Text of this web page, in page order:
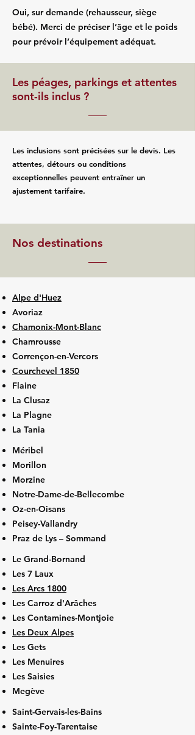
Oui, sur demande (rehausseur, siège
bébé). Merci de préciser l’âge et le poids
pour prévoir l’équipement adéquat.
Les péages, parkings et attentes
sont-ils inclus ?
Les inclusions sont précisées sur le devis. Les
attentes, détours ou conditions
exceptionnelles peuvent entraîner un
ajustement tarifaire.
Nos destinations
Alpe d'Huez
Avoriaz
Chamonix-Mont-Blanc
Chamrousse
Corrençon-en-Vercors
Courchevel 1850
Flaine
La Clusaz
La Plagne
La Tania
Méribel
Morillon
Morzine
Notre-Dame-de-Bellecombe
Oz-en-Oisans
Peisey-Vallandry
Praz de Lys – Sommand
Le Grand-Bornand
Les 7 Laux
Les Arcs 1800
Les Carroz d'Arâches
Les Contamines-Montjoie
Les Deux Alpes
Les Gets
Les Menuires
Les Saisies
Megève
Saint-Gervais-les-Bains
Sainte-Foy-Tarentaise